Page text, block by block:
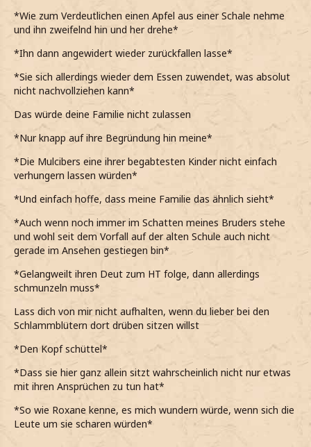
*Wie zum Verdeutlichen einen Apfel aus einer Schale nehme
und ihn zweifelnd hin und her drehe*
*Ihn dann angewidert wieder zurückfallen lasse*
*Sie sich allerdings wieder dem Essen zuwendet, was absolut
nicht nachvollziehen kann*
Das würde deine Familie nicht zulassen
*Nur knapp auf ihre Begründung hin meine*
*Die Mulcibers eine ihrer begabtesten Kinder nicht einfach
verhungern lassen würden*
*Und einfach hoffe, dass meine Familie das ähnlich sieht*
*Auch wenn noch immer im Schatten meines Bruders stehe
und wohl seit dem Vorfall auf der alten Schule auch nicht
gerade im Ansehen gestiegen bin*
*Gelangweilt ihren Deut zum HT folge, dann allerdings
schmunzeln muss*
Lass dich von mir nicht aufhalten, wenn du lieber bei den
Schlammblütern dort drüben sitzen willst
*Den Kopf schüttel*
*Dass sie hier ganz allein sitzt wahrscheinlich nicht nur etwas
mit ihren Ansprüchen zu tun hat*
*So wie Roxane kenne, es mich wundern würde, wenn sich die
Leute um sie scharen würden*